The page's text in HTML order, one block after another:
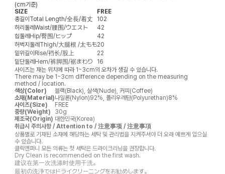
(cm기준)
SIZE
FREE
총길이Total Length/全長/着丈
102
허리둘레Waist/腰围/ウエスト
42
힙둘레Hip/臀围/ヒップ
42
허벅지둘레Thigh/大腿根 /太もも20
밑위길이Rise/裆长/股上
22
밑단둘레Hem/裤脚围/裾まわり
16
사이즈는 재는 위치에 따라 1~3cm의 오차가 생길 수 있습니다.
There may be 1~3cm difference depending on the measuring
method / location.
색상(Color)
블랙(Black), 살색(Nude), 커피(Coffee)
소재(Material)나일론(Nylon)92%, 폴리우레탄(Polyurethan)8%
사이즈(Size)
FREE
중량(Weight)
30g
제조국(Origin) 대한민국(Korea)
취급시 주의사항 / Attention to / 注意事项 / 注意事項
상품별로 기재된 소재에 해당하는 세탁 및 관리법을 지켜주셔야 더 오래 예쁘게 입으실
수 있습니다.
클릭앤퍼니 모든 의류는 첫 세탁은 드라이크리닝을 권장합니다.
Dry Clean is recommended on the first wash.
建议在第一次洗涤时使用干洗。
最初の洗浄ではドライクリーニングをお勧めします。